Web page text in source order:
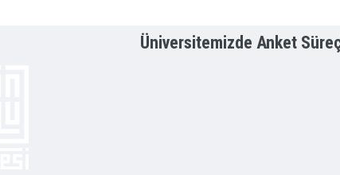
Üniversitemizde Anket